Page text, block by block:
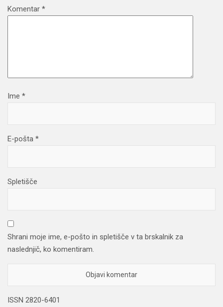
Komentar *
Ime *
E-pošta *
Spletišče
Shrani moje ime, e-pošto in spletišče v ta brskalnik za
naslednjič, ko komentiram.
ISSN 2820-6401